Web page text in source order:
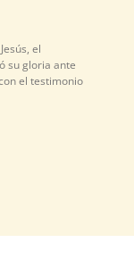
el
su gloria ante
el testimonio